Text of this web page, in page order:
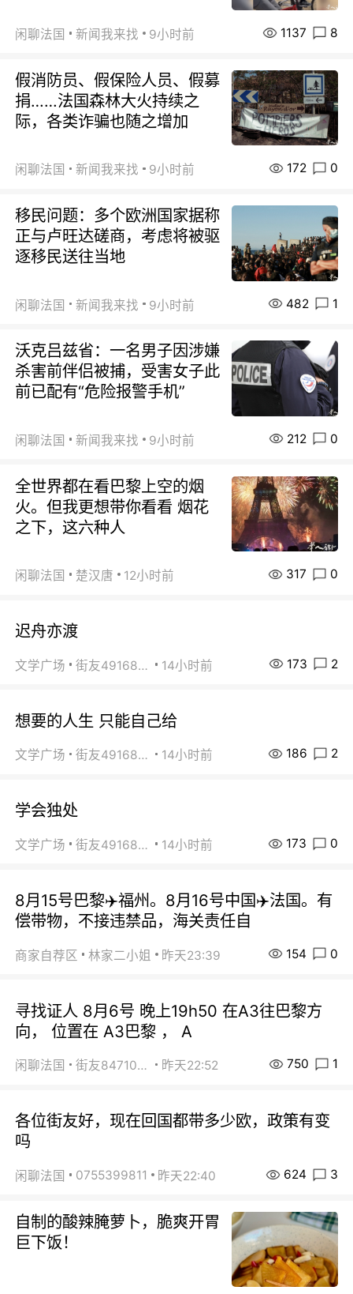
闲聊法国 新闻我来找 9小时前 1137 8
假消防员、假保险人员、假募
捐……法国森林大火持续之
际，各类诈骗也随之增加
闲聊法国 新闻我来找 9小时前 172 0
移民问题：多个欧洲国家据称
正与卢旺达磋商，考虑将被驱
逐移民送往当地
闲聊法国 新闻我来找 9小时前 482 1
沃克吕兹省：一名男子因涉嫌
杀害前伴侣被捕，受害女子此
前已配有“危险报警手机”
闲聊法国 新闻我来找 9小时前 212 0
全世界都在看巴黎上空的烟
火。但我更想带你看看 烟花
之下，这六种人
闲聊法国 楚汉唐 12小时前 317 0
迟舟亦渡
文学广场 街友49168527 14小时前 173 2
想要的人生 只能自己给
文学广场 街友49168527 14小时前 186 2
学会独处
文学广场 街友49168527 14小时前 173 0
8月15号巴黎✈️福州。8月16号中国✈️法国。有
偿带物，不接违禁品，海关责任自
商家自荐区 林家二小姐 昨天23:39 154 0
寻找证人 8月6号 晚上19h50 在A3往巴黎方
向， 位置在 A3巴黎 ， A
闲聊法国 街友84710671 昨天22:52 750 1
各位街友好，现在回国都带多少欧，政策有变
吗
闲聊法国 0755399811 昨天22:40 624 3
自制的酸辣腌萝卜，脆爽开胃
巨下饭！